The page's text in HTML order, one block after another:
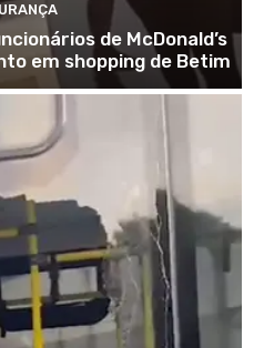
de McDonald’s
em shopping de Betim